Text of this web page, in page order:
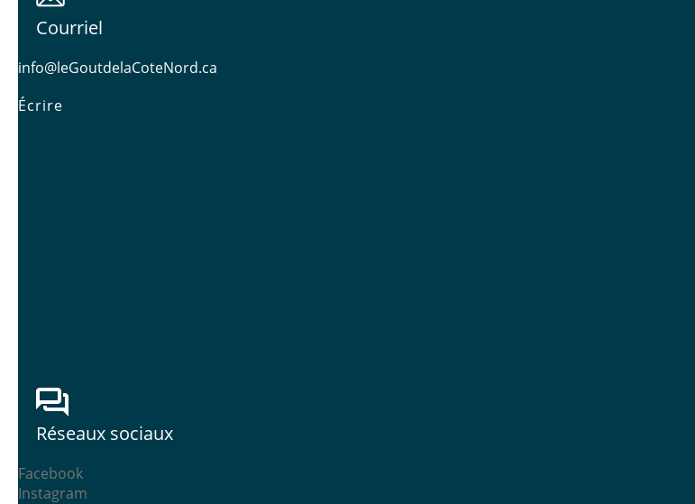
Courriel
info@leGoutdelaCoteNord.ca
Écrire
Réseaux sociaux
Facebook
Instagram